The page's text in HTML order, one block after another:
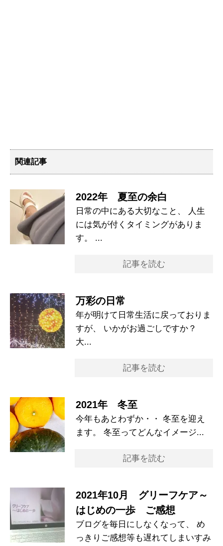
関連記事
2022年 夏至の余白
日常の中にある大切なこと、 人生
には気が付くタイミングがありま
す。 ...
記事を読む
万彩の日常
年が明けて日常生活に戻っておりま
すが、 いかがお過ごしですか？
大...
記事を読む
2021年 冬至
今年もあとわずか・・ 冬至を迎え
ます。 冬至ってどんなイメージ...
記事を読む
2021年10月 グリーフケア～
はじめの一歩 ご感想
ブログを毎日にしなくなって、 め
っきりご感想等も遅れてしまいすみ